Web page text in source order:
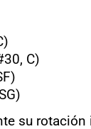
C)
su